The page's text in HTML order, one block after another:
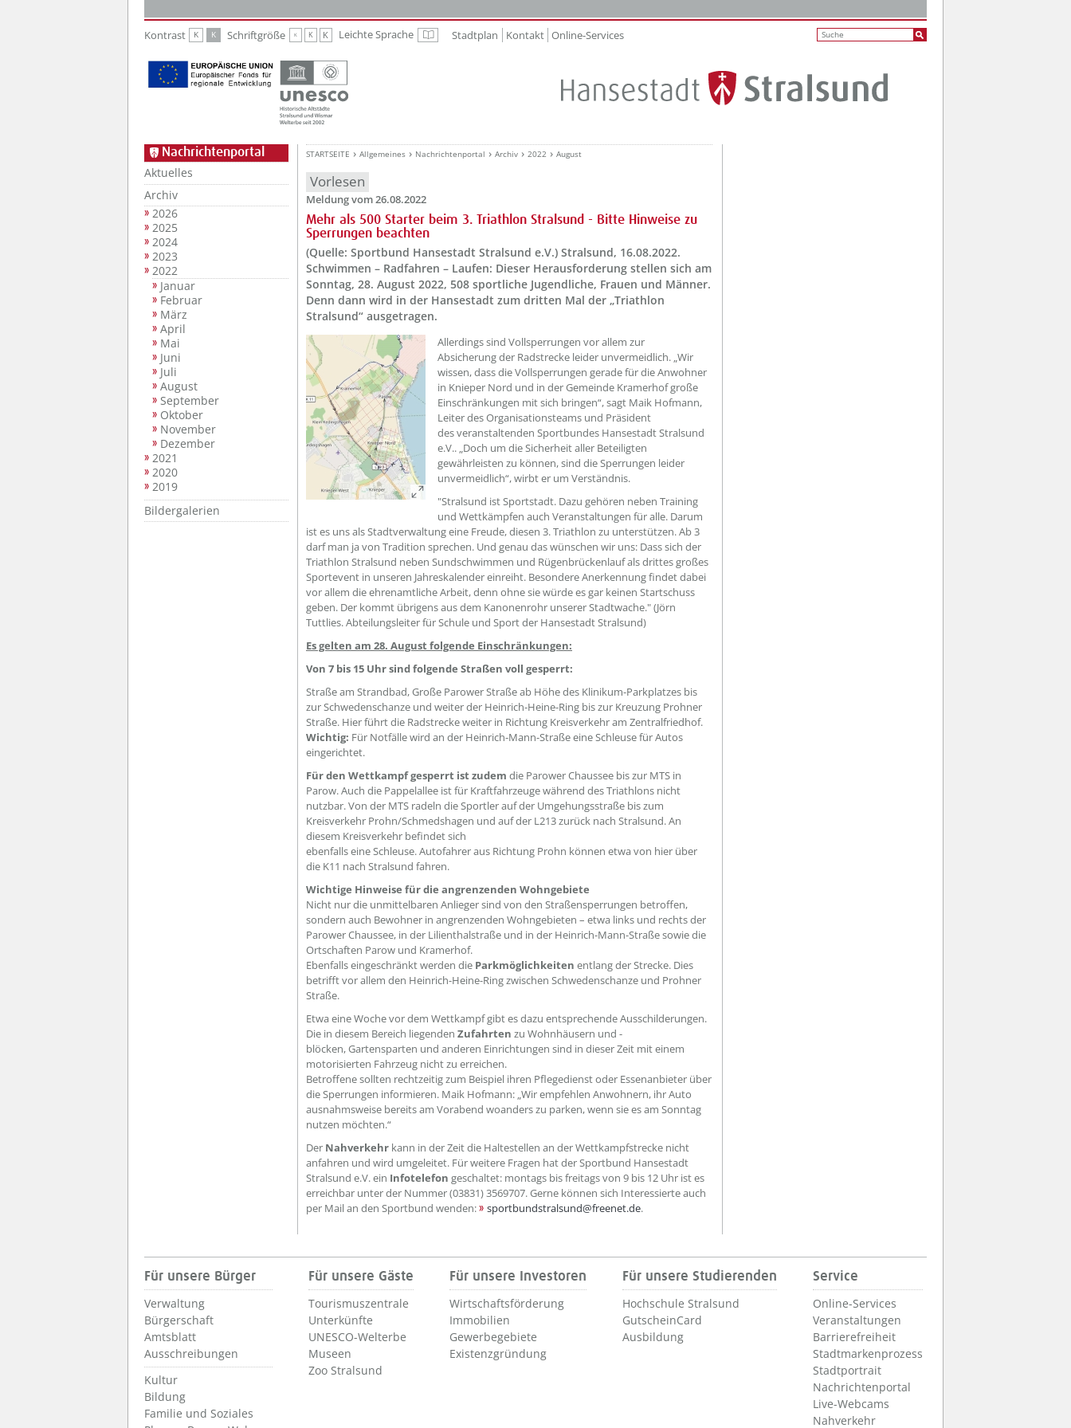
Kontrast K K Schriftgröße K K K Leichte Sprache Leichte Sprache
Stadtplan Kontakt Online-Services
Nachrichtenportal
Aktuelles
Archiv
2026
2025
2024
2023
2022
Januar
Februar
März
April
Mai
Juni
Juli
August
September
Oktober
November
Dezember
2021
2020
2019
Bildergalerien
STARTSEITE Allgemeines Nachrichtenportal Archiv 2022 August
Vorlesen
Meldung vom 26.08.2022
Mehr als 500 Starter beim 3. Triathlon Stralsund - Bitte Hinweise zu
Sperrungen beachten
(Quelle: Sportbund Hansestadt Stralsund e.V.) Stralsund, 16.08.2022.
Schwimmen – Radfahren – Laufen: Dieser Herausforderung stellen sich am
Sonntag, 28. August 2022, 508 sportliche Jugendliche, Frauen und Männer.
Denn dann wird in der Hansestadt zum dritten Mal der „Triathlon
Stralsund“ ausgetragen.
??? absaetzeOben[1]/titel ???
Allerdings sind Vollsperrungen vor allem zur
Absicherung der Radstrecke leider unvermeidlich. „Wir
wissen, dass die Vollsperrungen gerade für die Anwohner
in Knieper Nord und in der Gemeinde Kramerhof große
Einschränkungen mit sich bringen“, sagt Maik Hofmann,
Leiter des Organisationsteams und Präsident
des veranstaltenden Sportbundes Hansestadt Stralsund
e.V.. „Doch um die Sicherheit aller Beteiligten
gewährleisten zu können, sind die Sperrungen leider
unvermeidlich“, wirbt er um Verständnis.
"Stralsund ist Sportstadt. Dazu gehören neben Training
und Wettkämpfen auch Veranstaltungen für alle. Darum
ist es uns als Stadtverwaltung eine Freude, diesen 3. Triathlon zu unterstützen. Ab 3
darf man ja von Tradition sprechen. Und genau das wünschen wir uns: Dass sich der
Triathlon Stralsund neben Sundschwimmen und Rügenbrückenlauf als drittes großes
Sportevent in unseren Jahreskalender einreiht. Besondere Anerkennung findet dabei
vor allem die ehrenamtliche Arbeit, denn ohne sie würde es gar keinen Startschuss
geben. Der kommt übrigens aus dem Kanonenrohr unserer Stadtwache." (Jörn
Tuttlies. Abteilungsleiter für Schule und Sport der Hansestadt Stralsund)
Es gelten am 28. August folgende Einschränkungen:
Von 7 bis 15 Uhr sind folgende Straßen voll gesperrt:
Straße am Strandbad, Große Parower Straße ab Höhe des Klinikum-Parkplatzes bis
zur Schwedenschanze und weiter der Heinrich-Heine-Ring bis zur Kreuzung Prohner
Straße. Hier führt die Radstrecke weiter in Richtung Kreisverkehr am Zentralfriedhof.
Wichtig: Für Notfälle wird an der Heinrich-Mann-Straße eine Schleuse für Autos
eingerichtet.
Für den Wettkampf gesperrt ist zudem die Parower Chaussee bis zur MTS in
Parow. Auch die Pappelallee ist für Kraftfahrzeuge während des Triathlons nicht
nutzbar. Von der MTS radeln die Sportler auf der Umgehungsstraße bis zum
Kreisverkehr Prohn/Schmedshagen und auf der L213 zurück nach Stralsund. An
diesem Kreisverkehr befindet sich
ebenfalls eine Schleuse. Autofahrer aus Richtung Prohn können etwa von hier über
die K11 nach Stralsund fahren.
Wichtige Hinweise für die angrenzenden Wohngebiete
Nicht nur die unmittelbaren Anlieger sind von den Straßensperrungen betroffen,
sondern auch Bewohner in angrenzenden Wohngebieten – etwa links und rechts der
Parower Chaussee, in der Lilienthalstraße und in der Heinrich-Mann-Straße sowie die
Ortschaften Parow und Kramerhof.
Ebenfalls eingeschränkt werden die Parkmöglichkeiten entlang der Strecke. Dies
betrifft vor allem den Heinrich-Heine-Ring zwischen Schwedenschanze und Prohner
Straße.
Etwa eine Woche vor dem Wettkampf gibt es dazu entsprechende Ausschilderungen.
Die in diesem Bereich liegenden Zufahrten zu Wohnhäusern und -
blöcken, Gartensparten und anderen Einrichtungen sind in dieser Zeit mit einem
motorisierten Fahrzeug nicht zu erreichen.
Betroffene sollten rechtzeitig zum Beispiel ihren Pflegedienst oder Essenanbieter über
die Sperrungen informieren. Maik Hofmann: „Wir empfehlen Anwohnern, ihr Auto
ausnahmsweise bereits am Vorabend woanders zu parken, wenn sie es am Sonntag
nutzen möchten.“
Der Nahverkehr kann in der Zeit die Haltestellen an der Wettkampfstrecke nicht
anfahren und wird umgeleitet. Für weitere Fragen hat der Sportbund Hansestadt
Stralsund e.V. ein Infotelefon geschaltet: montags bis freitags von 9 bis 12 Uhr ist es
erreichbar unter der Nummer (03831) 3569707. Gerne können sich Interessierte auch
per Mail an den Sportbund wenden:
sportbundstralsund@freenet.de.
Für unsere Bürger
Verwaltung
Bürgerschaft
Amtsblatt
Ausschreibungen
Kultur
Bildung
Familie und Soziales
Für unsere Gäste
Tourismuszentrale
Unterkünfte
UNESCO-Welterbe
Museen
Zoo Stralsund
Für unsere Investoren
Wirtschaftsförderung
Immobilien
Gewerbegebiete
Existenzgründung
Für unsere Studierenden
Hochschule Stralsund
GutscheinCard
Ausbildung
Service
Online-Services
Veranstaltungen
Barrierefreiheit
Stadtmarkenprozess
Stadtportrait
Nachrichtenportal
Live-Webcams
Nahverkehr